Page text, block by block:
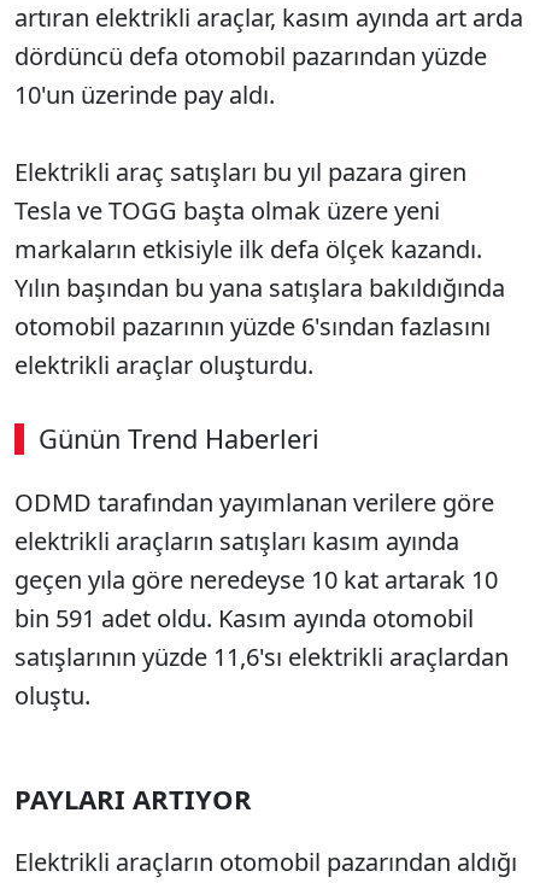
artıran elektrikli araçlar, kasım ayında art arda
dördüncü defa otomobil pazarından yüzde
10'un üzerinde pay aldı.
Elektrikli araç satışları bu yıl pazara giren
Tesla ve TOGG başta olmak üzere yeni
markaların etkisiyle ilk defa ölçek kazandı.
Yılın başından bu yana satışlara bakıldığında
otomobil pazarının yüzde 6'sından fazlasını
elektrikli araçlar oluşturdu.
Günün Trend Haberleri
ODMD tarafından yayımlanan verilere göre
elektrikli araçların satışları kasım ayında
geçen yıla göre neredeyse 10 kat artarak 10
bin 591 adet oldu. Kasım ayında otomobil
satışlarının yüzde 11,6'sı elektrikli araçlardan
oluştu.
PAYLARI ARTIYOR
Elektrikli araçların otomobil pazarından aldığı